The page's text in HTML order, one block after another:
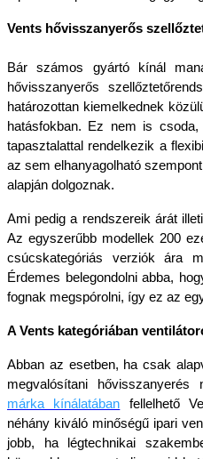
Vents hővisszanyerős
Bár számos gyártó kínál
hővisszanyerős
határozottan kiemelkednek
hatásfokban. Ez nem is
tapasztalattal rendelkezik a
az sem elhanyagolható
alapján dolgoznak.
Ami pedig a rendszereik árát
Az egyszerűbb modellek 200
csúcskategóriás verziók ára
Érdemes belegondolni abba,
fognak megspórolni, így ez az
A Vents kategóriában
Abban az esetben, ha csak
megvalósítani
márka kínálatában
fellelhető
néhány kiváló minőségű ipari
jobb, ha légtechnikai